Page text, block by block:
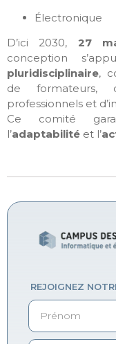
Électronique
D’ici 2030, 27
conception
pluridisciplinaire,
de formateurs,
professionnels et
Ce comité
l’adaptabilité et l’
REJOIGNEZ